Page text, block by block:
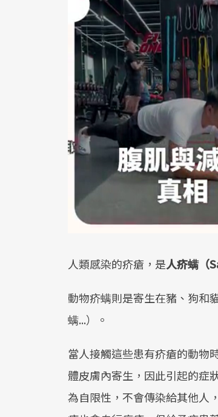
人類感染的疥瘡，是人疥螨（
動物疥螨則是寄生在豬、狗和
螨...）。
當人接觸這些患有疥瘡的動物
體皮膚內寄生，因此引起的症
為自限性，不會傳染給其他人